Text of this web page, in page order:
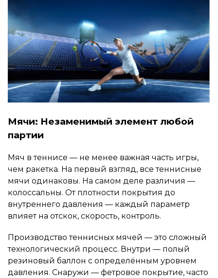
Мячи: Незаменимый элемент любой
партии
Мяч в теннисе — не менее важная часть игры,
чем ракетка. На первый взгляд, все теннисные
мячи одинаковы. На самом деле различия —
колоссальны. От плотности покрытия до
внутреннего давления — каждый параметр
влияет на отскок, скорость, контроль.
Производство теннисных мячей — это сложный
технологический процесс. Внутри — полый
резиновый баллон с определённым уровнем
давления. Снаружи — фетровое покрытие, часто